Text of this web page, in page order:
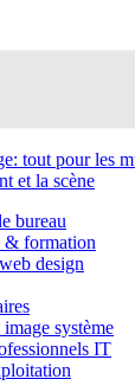
tout pour les
et la scène
bureau
& formation
design
système
IT